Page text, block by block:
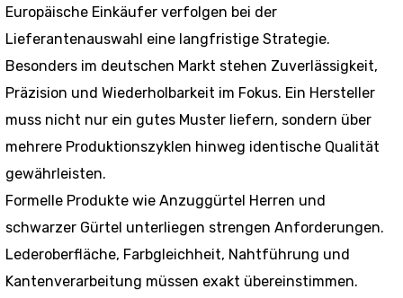
Europäische Einkäufer verfolgen bei der
Lieferantenauswahl eine langfristige Strategie.
Besonders im deutschen Markt stehen Zuverlässigkeit,
Präzision und Wiederholbarkeit im Fokus. Ein Hersteller
muss nicht nur ein gutes Muster liefern, sondern über
mehrere Produktionszyklen hinweg identische Qualität
gewährleisten.
Formelle Produkte wie Anzuggürtel Herren und
schwarzer Gürtel unterliegen strengen Anforderungen.
Lederoberfläche, Farbgleichheit, Nahtführung und
Kantenverarbeitung müssen exakt übereinstimmen.